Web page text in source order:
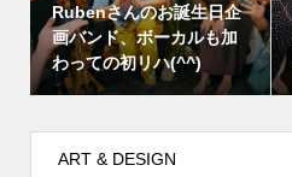
Rubenさんのお誕生日企
画バンド、ボーカルも加
わっての初リハ(^^)
ART & DESIGN